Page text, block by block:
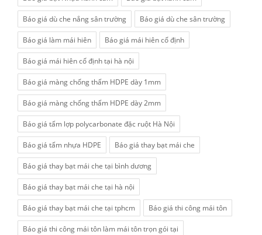
Báo giá dù che nắng sân trường Báo giá dù che sân trường
Báo giá làm mái hiên Báo giá mái hiên cố định
Báo giá mái hiên cố định tại hà nội
Báo giá màng chống thấm HDPE dày 1mm
Báo giá màng chống thấm HDPE dày 2mm
Báo giá tấm lợp polycarbonate đặc ruột Hà Nội
Báo giá tấm nhựa HDPE Báo giá thay bạt mái che
Báo giá thay bạt mái che tại bình dương
Báo giá thay bạt mái che tại hà nội
Báo giá thay bạt mái che tại tphcm Báo giá thi công mái tôn
Báo giá thi công mái tôn làm mái tôn trọn gói tại